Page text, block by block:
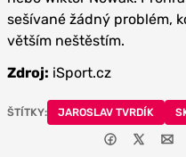
sešívané žádný problém,
větším neštěstím.
Zdroj: iSport.cz
ŠTÍTKY: JAROSLAV TVRDÍK